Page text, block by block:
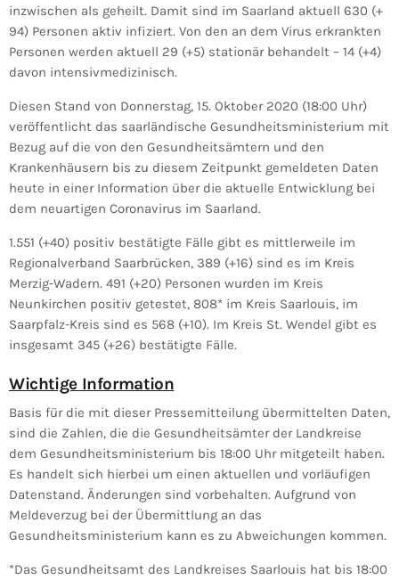
inzwischen als geheilt. Damit sind im Saarland aktuell 630 (+
94) Personen aktiv infiziert. Von den an dem Virus erkrankten
Personen werden aktuell 29 (+5) stationär behandelt – 14 (+4)
davon intensivmedizinisch.
Diesen Stand von Donnerstag, 15. Oktober 2020 (18:00 Uhr)
veröffentlicht das saarländische Gesundheitsministerium mit
Bezug auf die von den Gesundheitsämtern und den
Krankenhäusern bis zu diesem Zeitpunkt gemeldeten Daten
heute in einer Information über die aktuelle Entwicklung bei
dem neuartigen Coronavirus im Saarland.
1.551 (+40) positiv bestätigte Fälle gibt es mittlerweile im
Regionalverband Saarbrücken, 389 (+16) sind es im Kreis
Merzig-Wadern. 491 (+20) Personen wurden im Kreis
Neunkirchen positiv getestet, 808* im Kreis Saarlouis, im
Saarpfalz-Kreis sind es 568 (+10). Im Kreis St. Wendel gibt es
insgesamt 345 (+26) bestätigte Fälle.
Wichtige Information
Basis für die mit dieser Pressemitteilung übermittelten Daten,
sind die Zahlen, die die Gesundheitsämter der Landkreise
dem Gesundheitsministerium bis 18:00 Uhr mitgeteilt haben.
Es handelt sich hierbei um einen aktuellen und vorläufigen
Datenstand. Änderungen sind vorbehalten. Aufgrund von
Meldeverzug bei der Übermittlung an das
Gesundheitsministerium kann es zu Abweichungen kommen.
*Das Gesundheitsamt des Landkreises Saarlouis hat bis 18:00